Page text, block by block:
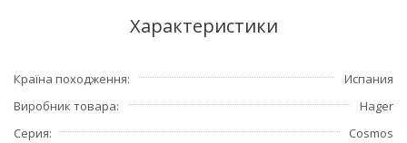
Характеристики
Країна походження
Испания
Виробник товара
Hager
Серия
Cosmos